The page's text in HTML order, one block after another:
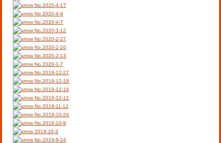
販売パートナー募集
オススメリンク
お問合せ
No.2020-4-17
No.2020-4-9
No.2020-4-7
No.2020-3-12
No.2020-2-27
No.2020-2-20
No.2020-2-13
No.2020-1-7
No.2019-12-27
No.2019-12-18
No.2019-12-16
No.2019-12-12
No.2019-11-12
No.2019-10-24
No.2019-10-9
2019-10-3
No.2019-9-24